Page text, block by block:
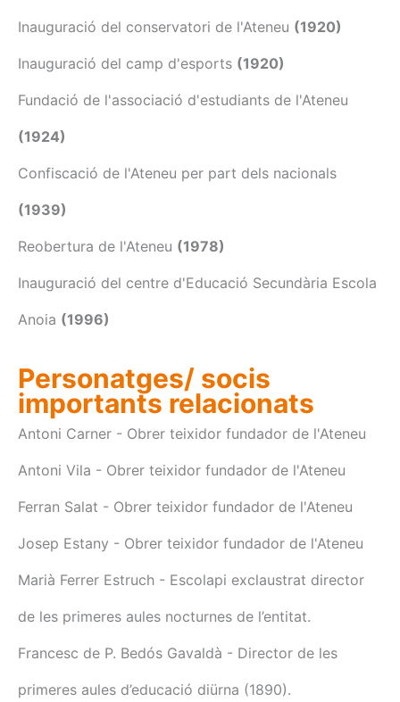
Inauguració del conservatori de l'Ateneu (1920)
Inauguració del camp d'esports (1920)
Fundació de l'associació d'estudiants de l'Ateneu
(1924)
Confiscació de l'Ateneu per part dels nacionals
(1939)
Reobertura de l'Ateneu (1978)
Inauguració del centre d'Educació Secundària Escola
Anoia (1996)
Personatges/ socis
importants relacionats
Antoni Carner - Obrer teixidor fundador de l'Ateneu
Antoni Vila - Obrer teixidor fundador de l'Ateneu
Ferran Salat - Obrer teixidor fundador de l'Ateneu
Josep Estany - Obrer teixidor fundador de l'Ateneu
Marià Ferrer Estruch - Escolapi exclaustrat director
de les primeres aules nocturnes de l’entitat.
Francesc de P. Bedós Gavaldà - Director de les
primeres aules d’educació diürna (1890).